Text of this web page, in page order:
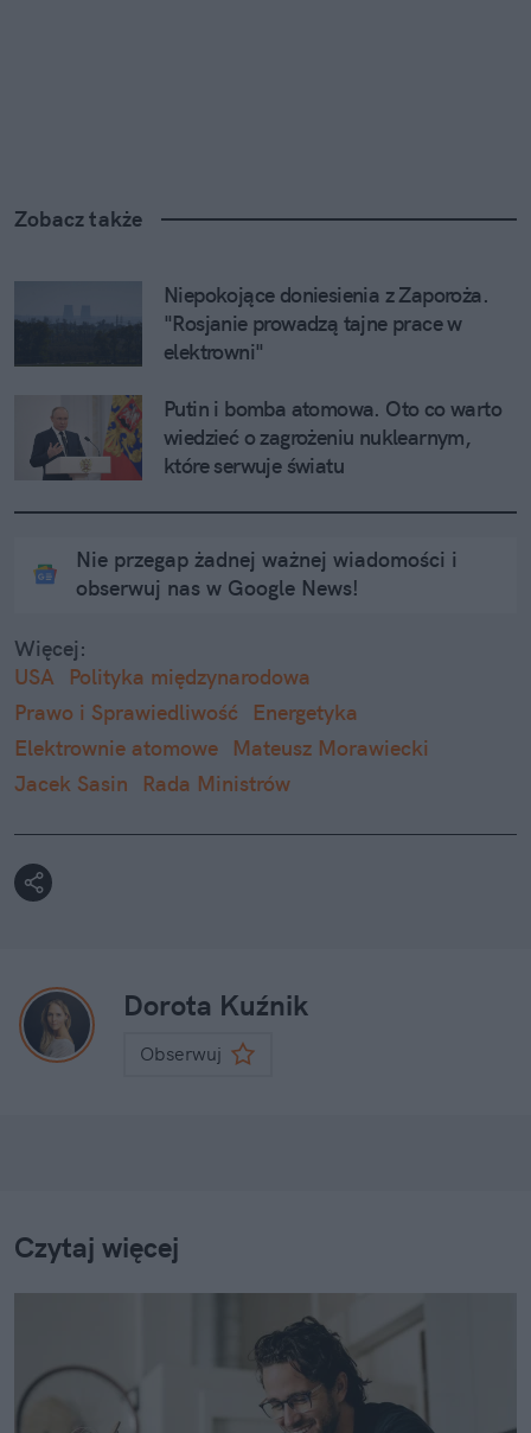
Zobacz także
Niepokojące doniesienia z Zaporoża.
"Rosjanie prowadzą tajne prace w
elektrowni"
Putin i bomba atomowa. Oto co warto
wiedzieć o zagrożeniu nuklearnym,
które serwuje światu
Nie przegap żadnej ważnej wiadomości i
obserwuj nas w Google News!
Więcej:
USA
Polityka międzynarodowa
Prawo i Sprawiedliwość
Energetyka
Elektrownie atomowe
Mateusz Morawiecki
Jacek Sasin
Rada Ministrów
Dorota Kuźnik
Obserwuj
Czytaj więcej